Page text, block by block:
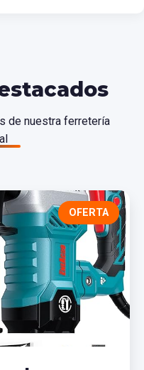
de nuestra ferretería
OFERTA